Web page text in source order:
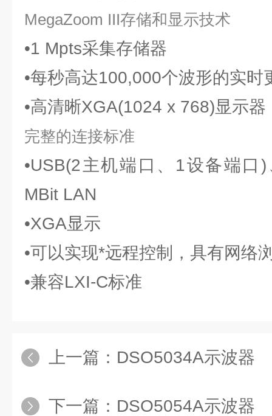
MegaZoom III存储和显示技术
•1 Mpts采集存储器
•每秒高达100,000个波形的实时
•高清晰XGA(1024 x 768)显示
完整的连接标准
•USB(2主机端口、1设备端口
MBit LAN
•XGA显示
•可以实现*远程控制，具有网络
•兼容LXI-C标准
上一篇： DSO5034A示波器
下一篇： DSO5054A示波器